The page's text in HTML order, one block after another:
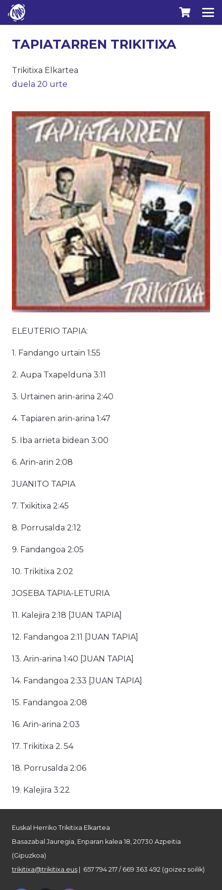
TAPIATARREN TRIKITIXA
Trikitixa Elkartea
duela 20 urte
ELEUTERIO TAPIA:
1. Fandango urtain 1:55
2. Aupa Txapelduna 3:11
3. Urtainen arin-arina 2:40
4. Tapiaren arin-arina 1:47
5. Iba arrieta bidean 3:00
6. Arin-arin 2:08
JUANITO TAPIA
7. Txikitixa 2:45
8. Porrusalda 2:12
9. Fandangoa 2:05
10. Trikitixa 2:02
JOSEBA TAPIA-LETURIA
11. Kalejira 2:18 [JUAN TAPIA]
12. Fandangoa 2:11 [JUAN TAPIA]
13. Arin-arina 1:40 [JUAN TAPIA]
14. Fandangoa 2:33 [JUAN TAPIA]
15. Fandangoa 2:08
16. Arin-arina 2:03
17. Trikitixa 2. 54
18. Porrusalda 2:06
19. Kalejira 3:22
Euskal Herriko Trikitixa Elkartea
Basazabal Jauregia, Enparan kalea 18, 20730 Azpeitia
(Gipuzkoa)
trikitixa@trikitixa.eus | 657 794 217 / 669 363 492 (goizez soilik)